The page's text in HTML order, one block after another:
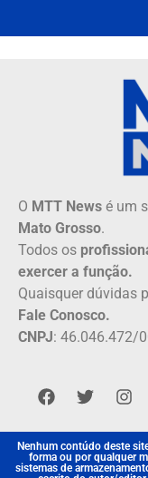
O MTT News é um
Mato Grosso.
Todos os
exercer a função.
Quaisquer dúvidas
Fale Conosco.
CNPJ: 46.046.472/
Nenhum contúdo deste
forma ou por qualquer
sistemas de